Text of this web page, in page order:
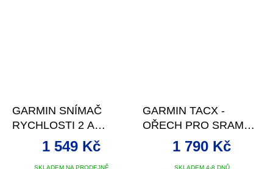
GARMIN SNÍMAČ
RYCHLOSTI 2 A
KADENCE ŠLAPÁNÍ 2
(SADA) ANT+ A BLE
1 549 Kč
GARMIN TACX -
OŘECH PRO SRAM
XD-R (12MM)
1 790 Kč